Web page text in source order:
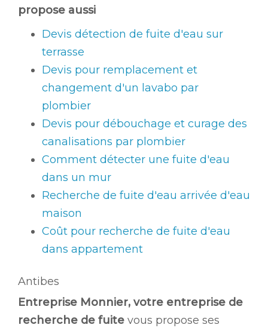
propose aussi
Devis détection de fuite d'eau sur
terrasse
Devis pour remplacement et
changement d'un lavabo par
plombier
Devis pour débouchage et curage des
canalisations par plombier
Comment détecter une fuite d'eau
dans un mur
Recherche de fuite d'eau arrivée d'eau
maison
Coût pour recherche de fuite d'eau
dans appartement
Antibes
Entreprise Monnier, votre entreprise de
recherche de fuite vous propose ses